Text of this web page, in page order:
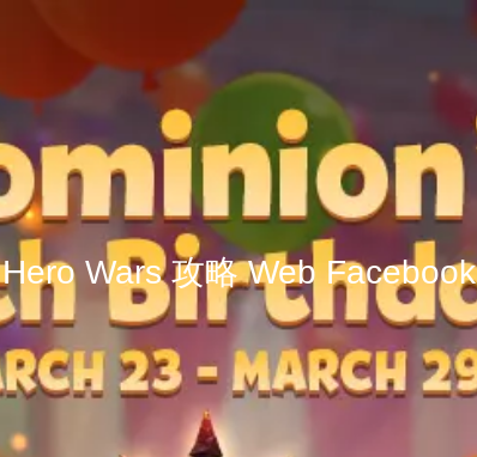
Hero Wars 攻略 Web Facebook